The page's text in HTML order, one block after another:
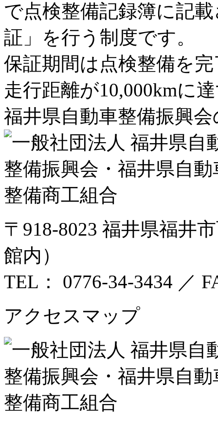
で点検整備記録簿に記
証」を行う制度です。
保証期間は点検整備を
走行距離が10,000kmに
福井県自動車整備振興
〒918-8023 福井県福井
館内）
TEL： 0776-34-3434 ／
アクセスマップ